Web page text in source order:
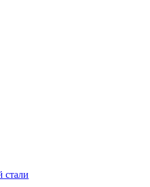
стали